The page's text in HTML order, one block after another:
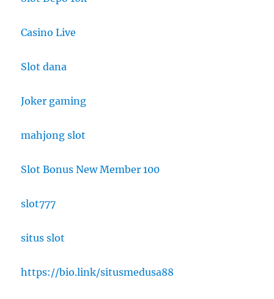
Casino Live
Slot dana
Joker gaming
mahjong slot
Slot Bonus New Member 100
slot777
situs slot
https://bio.link/situsmedusa88